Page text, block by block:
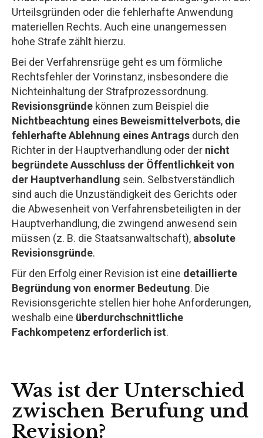
Urteilsgründen oder die fehlerhafte Anwendung
materiellen Rechts. Auch eine unangemessen
hohe Strafe zählt hierzu.
Bei der Verfahrensrüge geht es um förmliche
Rechtsfehler der Vorinstanz, insbesondere die
Nichteinhaltung der Strafprozessordnung.
Revisionsgründe können zum Beispiel die
Nichtbeachtung eines Beweismittelverbots, die
fehlerhafte Ablehnung eines Antrags durch den
Richter in der Hauptverhandlung oder der nicht
begründete Ausschluss der Öffentlichkeit von
der Hauptverhandlung sein. Selbstverständlich
sind auch die Unzuständigkeit des Gerichts oder
die Abwesenheit von Verfahrensbeteiligten in der
Hauptverhandlung, die zwingend anwesend sein
müssen (z. B. die Staatsanwaltschaft), absolute
Revisionsgründe.
Für den Erfolg einer Revision ist eine detaillierte
Begründung von enormer Bedeutung. Die
Revisionsgerichte stellen hier hohe Anforderungen,
weshalb eine überdurchschnittliche
Fachkompetenz erforderlich ist.
Was ist der Unterschied
zwischen Berufung und
Revision?